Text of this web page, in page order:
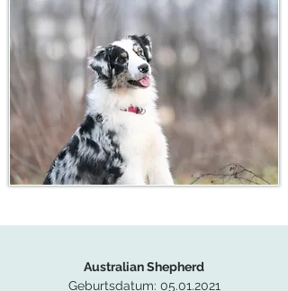
Australian Shepherd
Geburtsdatum: 05.01.2021